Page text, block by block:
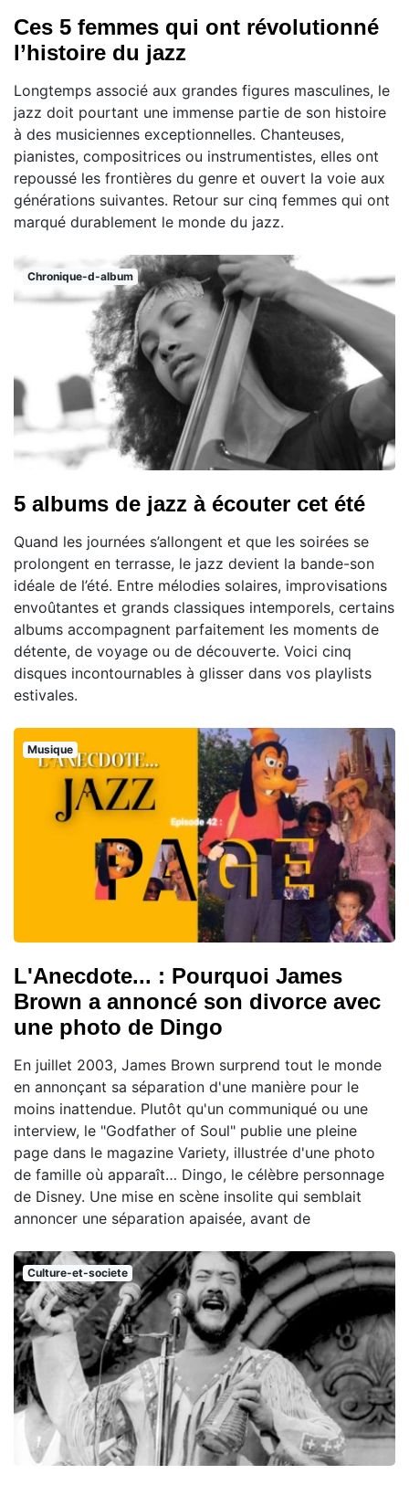
Ces 5 femmes qui ont révolutionné
l’histoire du jazz
Longtemps associé aux grandes figures masculines, le
jazz doit pourtant une immense partie de son histoire
à des musiciennes exceptionnelles. Chanteuses,
pianistes, compositrices ou instrumentistes, elles ont
repoussé les frontières du genre et ouvert la voie aux
générations suivantes. Retour sur cinq femmes qui ont
marqué durablement le monde du jazz.
Chronique-d-album
5 albums de jazz à écouter cet été
Quand les journées s’allongent et que les soirées se
prolongent en terrasse, le jazz devient la bande-son
idéale de l’été. Entre mélodies solaires, improvisations
envoûtantes et grands classiques intemporels, certains
albums accompagnent parfaitement les moments de
détente, de voyage ou de découverte. Voici cinq
disques incontournables à glisser dans vos playlists
estivales.
Musique
L'Anecdote... : Pourquoi James
Brown a annoncé son divorce avec
une photo de Dingo
En juillet 2003, James Brown surprend tout le monde
en annonçant sa séparation d'une manière pour le
moins inattendue. Plutôt qu'un communiqué ou une
interview, le "Godfather of Soul" publie une pleine
page dans le magazine Variety, illustrée d'une photo
de famille où apparaît… Dingo, le célèbre personnage
de Disney. Une mise en scène insolite qui semblait
annoncer une séparation apaisée, avant de
Culture-et-societe